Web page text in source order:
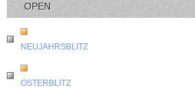
OPEN
NEUJAHRSBLITZ
OSTERBLITZ